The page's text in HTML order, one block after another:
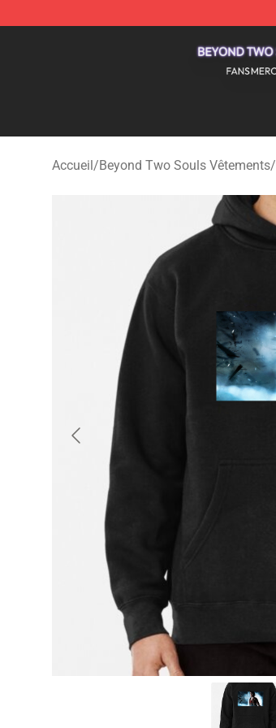
Accueil/Beyond Two Souls Vêtements/